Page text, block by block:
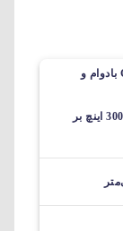
دارای سوئیچ نوری Gen 3 بادوام و
ماکزیمم سرعت حسگر 300 اینچ بر